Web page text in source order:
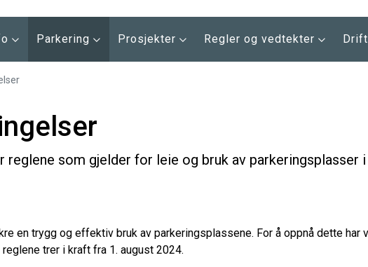
Parkering Prosjekter Regler og vedtekter Drift
reglene som gjelder for leie og bruk av parkeringsplasser
en trygg og effektiv bruk av parkeringsplassene. For å oppnå dette
trer i kraft fra 1. august 2024.